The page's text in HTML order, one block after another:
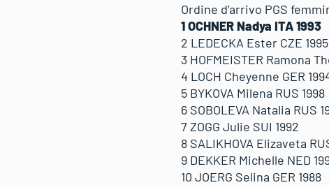
Ordine d’arrivo PGS
1 OCHNER Nadya ITA 1993
2 LEDECKA Ester CZE 1995
3 HOFMEISTER Ramona
4 LOCH Cheyenne GER
5 BYKOVA Milena RUS 1998
6 SOBOLEVA Natalia RUS
7 ZOGG Julie SUI 1992
8 SALIKHOVA Elizaveta
9 DEKKER Michelle NED
10 JOERG Selina GER 1988